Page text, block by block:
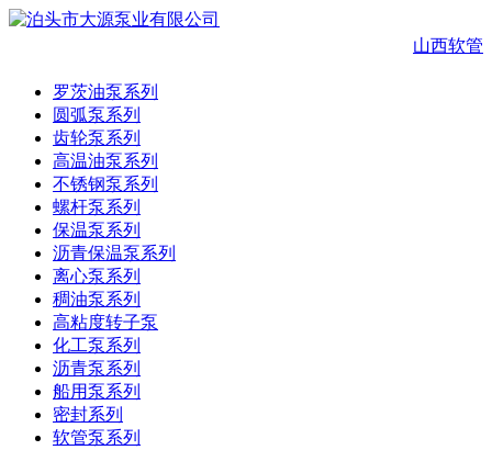
山西软管
罗茨油泵系列
圆弧泵系列
齿轮泵系列
高温油泵系列
不锈钢泵系列
螺杆泵系列
保温泵系列
沥青保温泵系列
离心泵系列
稠油泵系列
高粘度转子泵
化工泵系列
沥青泵系列
船用泵系列
密封系列
软管泵系列